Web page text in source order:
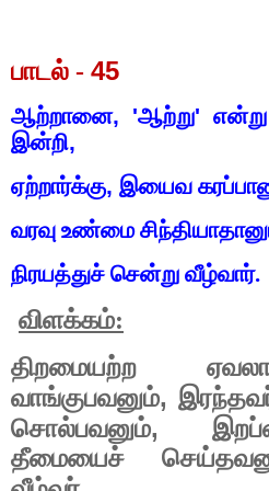
பாடல் - 45
ஆற்றானை, 'ஆற்று'
இன்றி,
ஏற்றார்க்கு, இயைவ
வரவு உண்மை
நிரயத்துச் சென்று வீழ்வார்.
விளக்கம்:
திறமையற்ற
வாங்குபவனும்,
சொல்பவனும்,
தீமையைச்